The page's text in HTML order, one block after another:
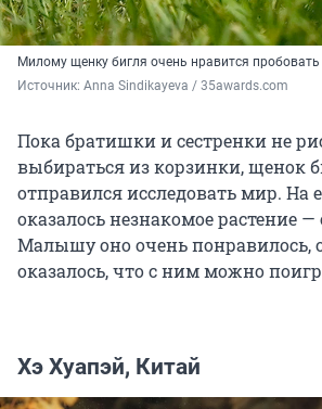
Милому щенку бигля очень нравится
Источник: Anna Sindikayeva / 35awards.com
Пока братишки и сестренки не
выбираться из корзинки, щенок
отправился исследовать мир. На
оказалось незнакомое растение
Малышу оно очень понравилось,
оказалось, что с ним можно
Хэ Хуапэй, Китай